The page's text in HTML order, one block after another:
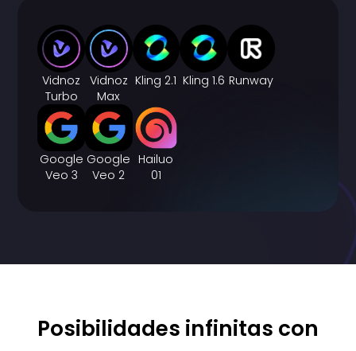
Vidnoz
Turbo
Vidnoz
Max
Kling 2.1 Kling 1.6 Runway
Google
Veo 3
Google
Veo 2
Hailuo
01
Posibilidades infinitas con